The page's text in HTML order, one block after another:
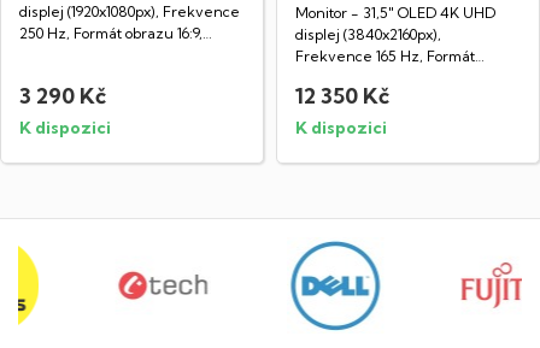
displej (1920x1080px), Frekvence
250 Hz, Formát obrazu 16:9,
3 290 Kč
K dispozici
Monitor - 31,5" OLED 4K UHD
displej (3840x2160px),
Frekvence 165 Hz, Formát
12 350 Kč
K dispozici